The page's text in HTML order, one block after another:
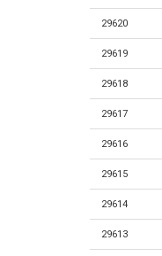
29620
29619
29618
29617
29616
29615
29614
29613